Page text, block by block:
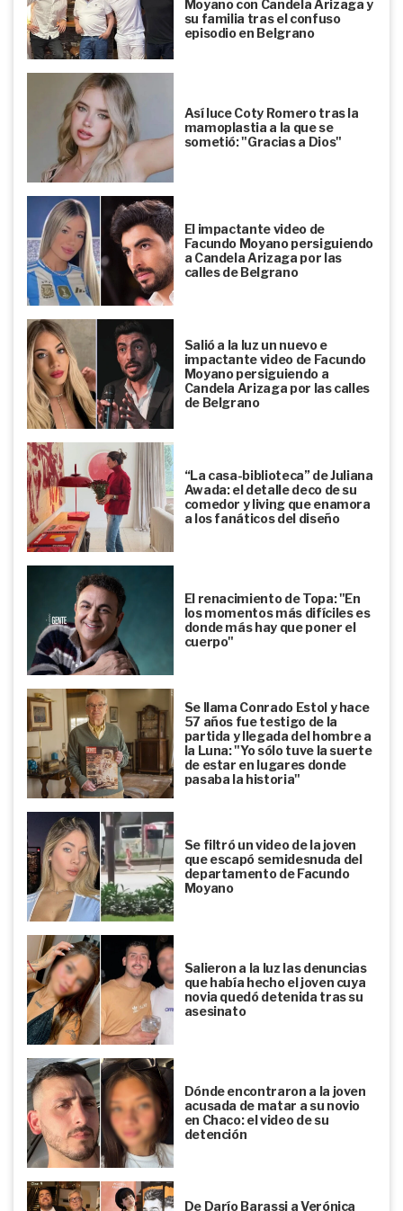
Moyano con Candela Arizaga y
su familia tras el confuso
episodio en Belgrano
Así luce Coty Romero tras la
mamoplastia a la que se
sometió: "Gracias a Dios"
El impactante video de
Facundo Moyano persiguiendo
a Candela Arizaga por las
calles de Belgrano
Salió a la luz un nuevo e
impactante video de Facundo
Moyano persiguiendo a
Candela Arizaga por las calles
de Belgrano
“La casa-biblioteca” de Juliana
Awada: el detalle deco de su
comedor y living que enamora
a los fanáticos del diseño
El renacimiento de Topa: "En
los momentos más difíciles es
donde más hay que poner el
cuerpo"
Se llama Conrado Estol y hace
57 años fue testigo de la
partida y llegada del hombre a
la Luna: "Yo sólo tuve la suerte
de estar en lugares donde
pasaba la historia"
Se filtró un video de la joven
que escapó semidesnuda del
departamento de Facundo
Moyano
Salieron a la luz las denuncias
que había hecho el joven cuya
novia quedó detenida tras su
asesinato
Dónde encontraron a la joven
acusada de matar a su novio
en Chaco: el video de su
detención
De Darío Barassi a Verónica